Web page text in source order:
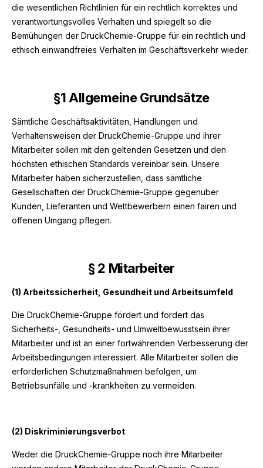
die wesentlichen Richtlinien für ein rechtlich korrektes und
verantwortungsvolles Verhalten und spiegelt so die
Bemühungen der DruckChemie-Gruppe für ein rechtlich und
ethisch einwandfreies Verhalten im Geschäftsverkehr wieder.
§1 Allgemeine Grundsätze
Sämtliche Geschäftsaktivitäten, Handlungen und
Verhaltensweisen der DruckChemie-Gruppe und ihrer
Mitarbeiter sollen mit den geltenden Gesetzen und den
höchsten ethischen Standards vereinbar sein. Unsere
Mitarbeiter haben sicherzustellen, dass sämtliche
Gesellschaften der DruckChemie-Gruppe gegenüber
Kunden, Lieferanten und Wettbewerbern einen fairen und
offenen Umgang pflegen.
§ 2 Mitarbeiter
(1) Arbeitssicherheit, Gesundheit und Arbeitsumfeld
Die DruckChemie-Gruppe fördert und fordert das
Sicherheits-, Gesundheits- und Umweltbewusstsein ihrer
Mitarbeiter und ist an einer fortwährenden Verbesserung der
Arbeitsbedingungen interessiert. Alle Mitarbeiter sollen die
erforderlichen Schutzmaßnahmen befolgen, um
Betriebsunfälle und -krankheiten zu vermeiden.
(2) Diskriminierungsverbot
Weder die DruckChemie-Gruppe noch ihre Mitarbeiter